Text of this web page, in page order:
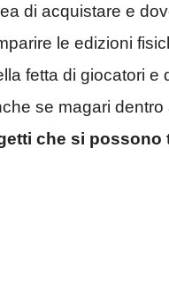
di acquistare e
le edizioni
fetta di giocatori e
se magari
che si possono